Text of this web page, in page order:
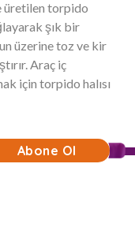
üretilen torpido
şık bir
üzerine toz ve kir
Araç iç
için torpido halısı
Abone Ol